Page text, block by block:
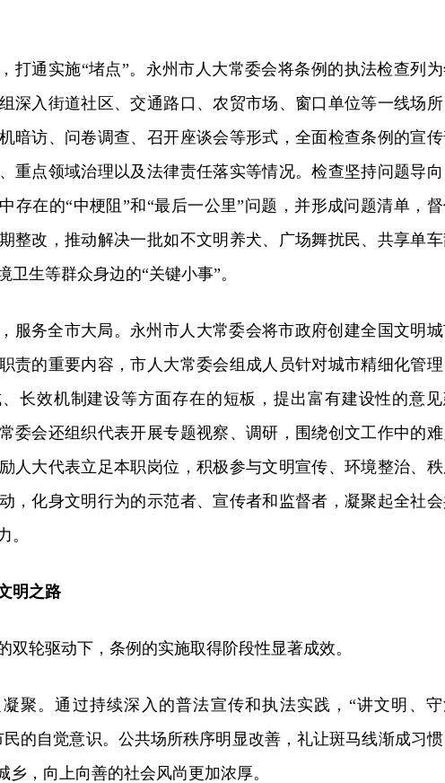
打通实施“堵点”。永州市人大常委会将条例的执法检查列
深入街道社区、交通路口、农贸市场、窗口单位等一线场所
暗访、问卷调查、召开座谈会等形式，全面检查条例的宣
重点领域治理以及法律责任落实等情况。检查坚持问题导向
存在的“中梗阻”和“最后一公里”问题，并形成问题清单，督
整改，推动解决一批如不文明养犬、广场舞扰民、共享单
卫生等群众身边的“关键小事”。
服务全市大局。永州市人大常委会将市政府创建全国文明
责的重要内容，市人大常委会组成人员针对城市精细化管理
长效机制建设等方面存在的短板，提出富有建设性的意见
委会还组织代表开展专题视察、调研，围绕创文工作中的
人大代表立足本职岗位，积极参与文明宣传、环境整治、
，化身文明行为的示范者、宣传者和监督者，凝聚起全社
。
明之路
双轮驱动下，条例的实施取得阶段性显著成效。
聚。通过持续深入的普法宣传和执法实践，“讲文明、
的自觉意识。公共场所秩序明显改善，礼让斑马线渐成习惯
乡，向上向善的社会风尚更加浓厚。